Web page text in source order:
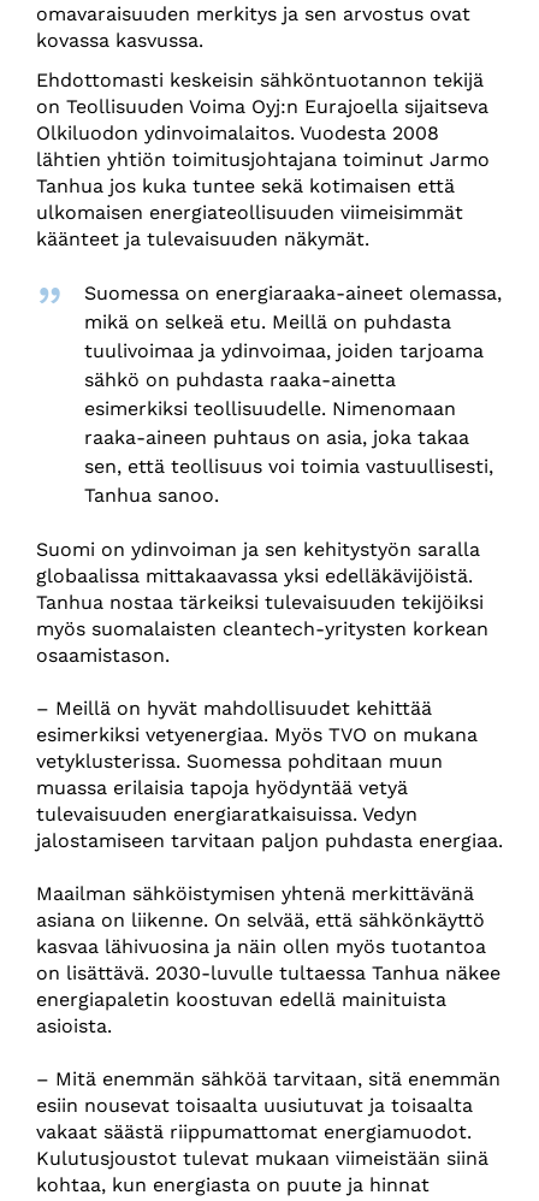
omavaraisuuden merkitys ja sen arvostus ovat
kovassa kasvussa.
Ehdottomasti keskeisin sähköntuotannon tekijä
on Teollisuuden Voima Oyj:n Eurajoella sijaitseva
Olkiluodon ydinvoimalaitos. Vuodesta 2008
lähtien yhtiön toimitusjohtajana toiminut Jarmo
Tanhua jos kuka tuntee sekä kotimaisen että
ulkomaisen energiateollisuuden viimeisimmät
käänteet ja tulevaisuuden näkymät.
Suomessa on energiaraaka-aineet olemassa,
mikä on selkeä etu. Meillä on puhdasta
tuulivoimaa ja ydinvoimaa, joiden tarjoama
sähkö on puhdasta raaka-ainetta
esimerkiksi teollisuudelle. Nimenomaan
raaka-aineen puhtaus on asia, joka takaa
sen, että teollisuus voi toimia vastuullisesti,
Tanhua sanoo.
Suomi on ydinvoiman ja sen kehitystyön saralla
globaalissa mittakaavassa yksi edelläkävijöistä.
Tanhua nostaa tärkeiksi tulevaisuuden tekijöiksi
myös suomalaisten cleantech-yritysten korkean
osaamistason.
– Meillä on hyvät mahdollisuudet kehittää
esimerkiksi vetyenergiaa. Myös TVO on mukana
vetyklusterissa. Suomessa pohditaan muun
muassa erilaisia tapoja hyödyntää vetyä
tulevaisuuden energiaratkaisuissa. Vedyn
jalostamiseen tarvitaan paljon puhdasta energiaa.
Maailman sähköistymisen yhtenä merkittävänä
asiana on liikenne. On selvää, että sähkönkäyttö
kasvaa lähivuosina ja näin ollen myös tuotantoa
on lisättävä. 2030-luvulle tultaessa Tanhua näkee
energiapaletin koostuvan edellä mainituista
asioista.
– Mitä enemmän sähköä tarvitaan, sitä enemmän
esiin nousevat toisaalta uusiutuvat ja toisaalta
vakaat säästä riippumattomat energiamuodot.
Kulutusjoustot tulevat mukaan viimeistään siinä
kohtaa, kun energiasta on puute ja hinnat